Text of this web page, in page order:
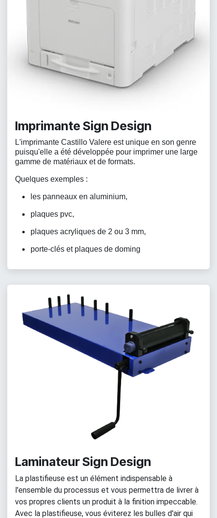
Imprimante Sign Design
L'imprimante Castillo Valere est unique en son genre
puisqu'elle a été développée pour imprimer une large
gamme de matériaux et de formats.
Quelques exemples :
les panneaux en aluminium,
plaques pvc,
plaques acryliques de 2 ou 3 mm,
porte-clés et plaques de doming
Laminateur Sign Design
La plastifieuse est un élément indispensable à
l'ensemble du processus et vous permettra de livrer à
vos propres clients un produit à la finition impeccable.
Avec la plastifieuse, vous éviterez les bulles d'air qui